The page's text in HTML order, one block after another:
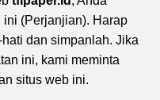
(Perjanjian). Harap
dan simpanlah. Jika
ini, kami meminta
situs web ini.